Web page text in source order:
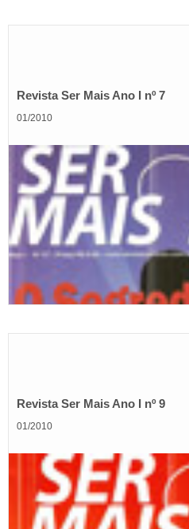
Revista Ser Mais Ano I nº 7
01/2010
Revista Ser Mais Ano I nº 9
01/2010